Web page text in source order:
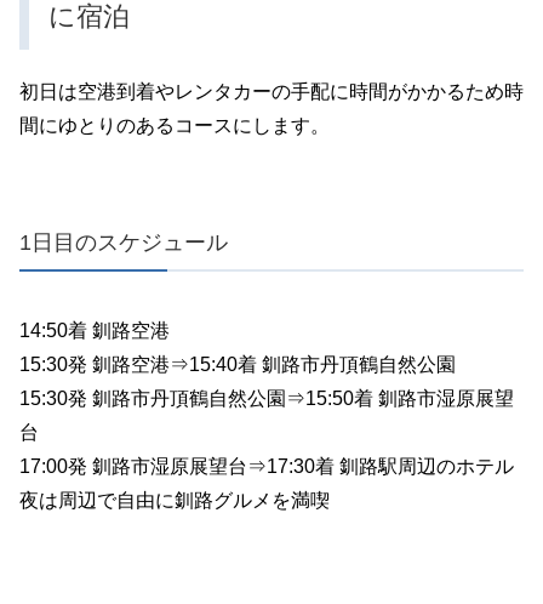
に宿泊
初日は空港到着やレンタカーの手配に時間がかかるため時
間にゆとりのあるコースにします。
1日目のスケジュール
14:50着 釧路空港
15:30発 釧路空港⇒15:40着 釧路市丹頂鶴自然公園
15:30発 釧路市丹頂鶴自然公園⇒15:50着 釧路市湿原展望
台
17:00発 釧路市湿原展望台⇒17:30着 釧路駅周辺のホテル
夜は周辺で自由に釧路グルメを満喫